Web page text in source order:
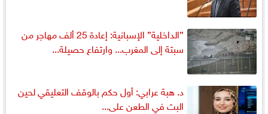
”الداخلية” الإسبانية: إعادة 25 ألف مهاجر من
سبتة إلى المغرب... وارتفاع حصيلة...
د. هبة عرابي: أول حكم بالوقف التعليقي لحين
البت في الطعن على...